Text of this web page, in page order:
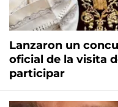
Lanzaron un
oficial de la visita
participar